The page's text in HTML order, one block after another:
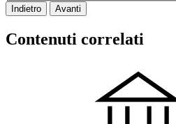
Indietro Avanti
Contenuti correlati